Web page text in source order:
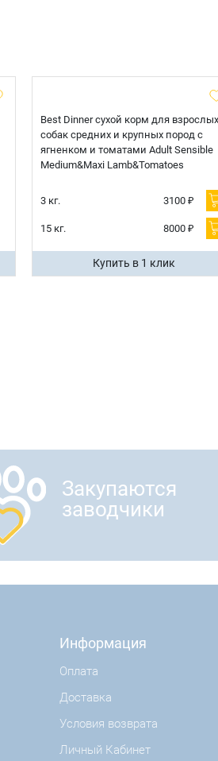
Best Dinner сухой корм для взрослых
собак средних и крупных пород с
ягненком и томатами Adult Sensible
Medium&Maxi Lamb&Tomatoes
3 кг. 3100 ₽
15 кг. 8000 ₽
Купить в 1 клик
Закупаются
заводчики
Информация
Оплата
Доставка
Условия возврата
Личный Кабинет